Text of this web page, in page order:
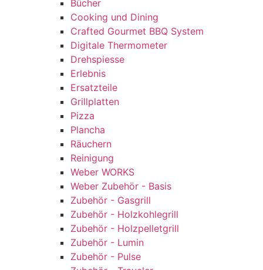
Bücher
Cooking und Dining
Crafted Gourmet BBQ System
Digitale Thermometer
Drehspiesse
Erlebnis
Ersatzteile
Grillplatten
Pizza
Plancha
Räuchern
Reinigung
Weber WORKS
Weber Zubehör - Basis
Zubehör - Gasgrill
Zubehör - Holzkohlegrill
Zubehör - Holzpelletgrill
Zubehör - Lumin
Zubehör - Pulse